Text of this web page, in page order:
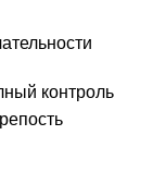
контроль